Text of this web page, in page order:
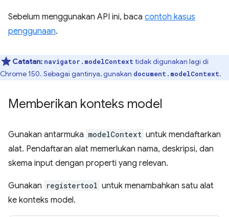
Sebelum menggunakan API ini, baca contoh kasus
penggunaan.
Catatan: navigator.modelContext tidak digunakan lagi di
Chrome 150. Sebagai gantinya, gunakan document.modelContext.
Memberikan konteks model
Gunakan antarmuka modelContext untuk mendaftarkan
alat. Pendaftaran alat memerlukan nama, deskripsi, dan
skema input dengan properti yang relevan.
Gunakan registertool untuk menambahkan satu alat
ke konteks model.